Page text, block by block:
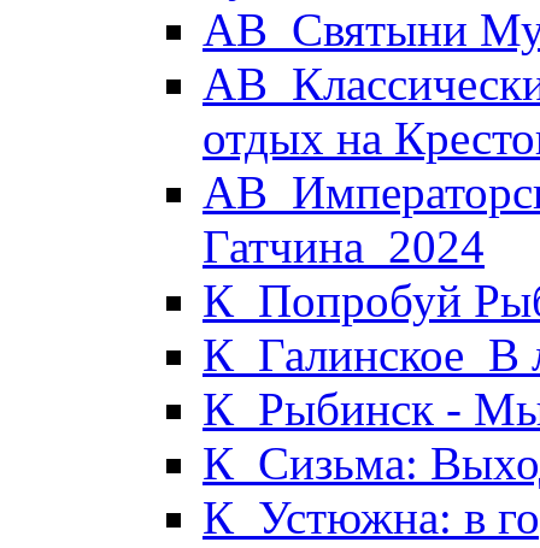
АВ_Святыни
отдых на
Гатчина_2024
К_Попробуй
К_Галинское_В
К_Рыбинск -
К_Сизьма:
К_Устюжна: в